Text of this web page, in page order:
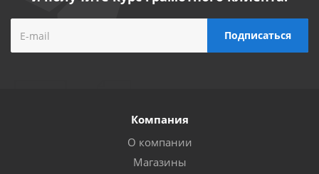
Компания
О компании
Магазины